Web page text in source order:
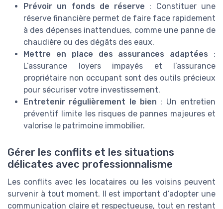
Prévoir un fonds de réserve : Constituer une
réserve financière permet de faire face rapidement
à des dépenses inattendues, comme une panne de
chaudière ou des dégâts des eaux.
Mettre en place des assurances adaptées :
L’assurance loyers impayés et l’assurance
propriétaire non occupant sont des outils précieux
pour sécuriser votre investissement.
Entretenir régulièrement le bien : Un entretien
préventif limite les risques de pannes majeures et
valorise le patrimoine immobilier.
Gérer les conflits et les situations
délicates avec professionnalisme
Les conflits avec les locataires ou les voisins peuvent
survenir à tout moment. Il est important d’adopter une
communication claire et respectueuse, tout en restant